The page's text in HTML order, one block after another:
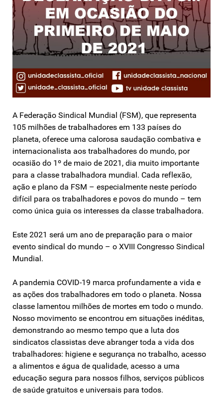
A Federação Sindical Mundial (FSM), que representa
105 milhões de trabalhadores em 133 países do
planeta, oferece uma calorosa saudação combativa e
internacionalista aos trabalhadores do mundo, por
ocasião do 1º de maio de 2021, dia muito importante
para a classe trabalhadora mundial. Cada reflexão,
ação e plano da FSM – especialmente neste período
difícil para os trabalhadores e povos do mundo – tem
como única guia os interesses da classe trabalhadora.
Este 2021 será um ano de preparação para o maior
evento sindical do mundo – o XVIII Congresso Sindical
Mundial.
A pandemia COVID-19 marca profundamente a vida e
as ações dos trabalhadores em todo o planeta. Nossa
classe lamentou milhões de mortes em todo o mundo.
Nosso movimento se encontrou em situações inéditas,
demonstrando ao mesmo tempo que a luta dos
sindicatos classistas deve abranger toda a vida dos
trabalhadores: higiene e segurança no trabalho, acesso
a alimentos e água de qualidade, acesso a uma
educação segura para nossos filhos, serviços públicos
de saúde gratuitos e universais para todos.